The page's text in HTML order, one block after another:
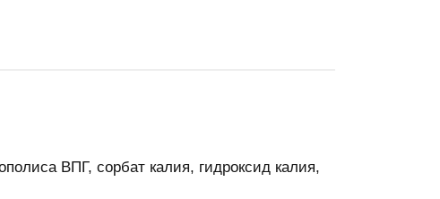
ВПГ, сорбат калия, гидроксид калия,